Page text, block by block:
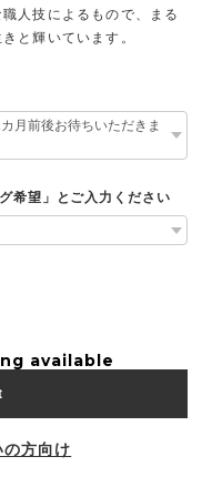
人技によるもので、まる
と輝いています。
希望」とご入力ください
available
の方向け